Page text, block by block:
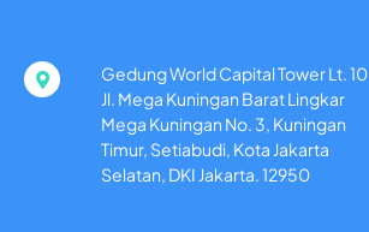
Gedung World Capital Tower Lt. 10
Jl. Mega Kuningan Barat Lingkar
Mega Kuningan No. 3, Kuningan
Timur, Setiabudi, Kota Jakarta
Selatan, DKI Jakarta. 12950